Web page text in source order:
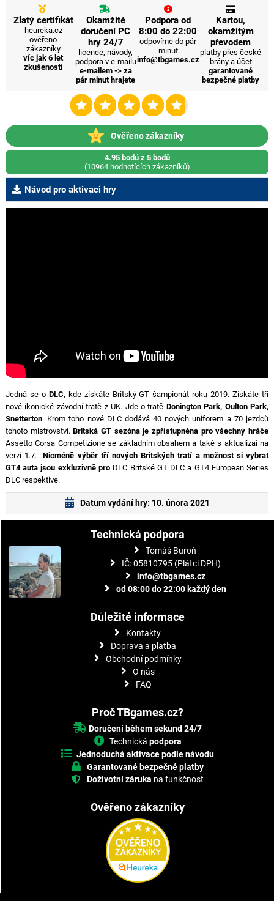
Zlatý certifikát
heureka.cz
ověřeno
zákazníky
víc jak 6 let
zkušeností
Okamžité
doručení PC
hry 24/7
licence, návody,
podpora v e-mailu
e-mailem -> za
pár minut hrajete
Podpora od
8:00 do 22:00
odpovíme do pár
minut
info@tbgames.cz
Kartou,
okamžitým
převodem
platby přes české
brány a účet
garantované
bezpečné platby
Ověřeno zákazníky
4.95 bodů z 5 bodů
(10964 hodnotících zákazníků)
Návod pro aktivaci hry
Jedná se o DLC, kde získáte Britský GT šampionát roku 2019. Získáte tři
nové ikonické závodní tratě z UK. Jde o tratě Donington Park, Oulton Park,
Snetterton. Krom toho nové DLC dodává 40 nových uniforem a 70 jezdců
tohoto mistrovství.Britská GT sezóna je zpřístupněna pro všechny hráče
Assetto Corsa Competizione se základním obsahem a také s aktualizaí na
verzi 1.7.Nicméně výběr tří nových Britských tratí a možnost si vybrat
GT4 auta jsou exkluzivně proDLC Britské GT DLC a GT4 European Series
DLC respektive.
Datum vydání hry: 10. února 2021
Technická podpora
Tomáš Buroň
IČ: 05810795 (Plátci DPH)
info@tbgames.cz
od 08:00 do 22:00 každý den
Důležité informace
Kontakty
Doprava a platba
Obchodní podmínky
O nás
FAQ
Proč TBgames.cz?
Doručení během sekund 24/7
Technická podpora
Jednoduchá aktivace podle návodu
Garantované bezpečné platby
Doživotní záruka na funkčnost
Ověřeno zákazníky